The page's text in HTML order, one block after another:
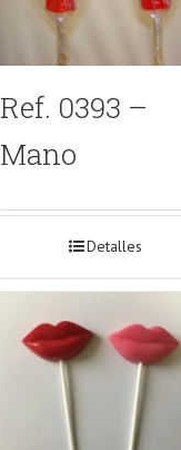
Ref. 0393 –
Mano
Detalles